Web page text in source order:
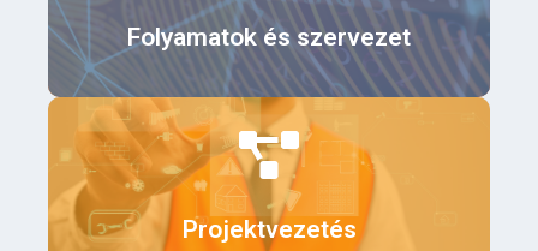
Folyamatok és szervezet
Projektvezetés
Érdekel